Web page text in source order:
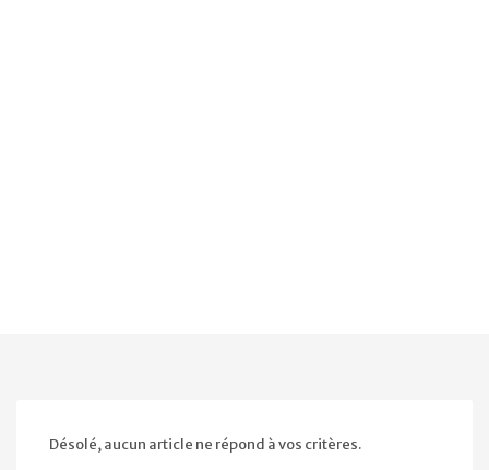
Désolé, aucun article ne répond à vos critères.